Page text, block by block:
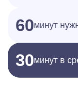
60минут
30минут в